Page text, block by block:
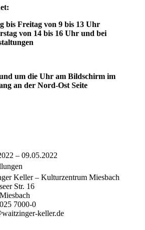
bis Freitag von 9 bis 13 Uhr
von 14 bis 16 Uhr und bei
um die Uhr am Bildschirm im
an der Nord-Ost Seite
– 09.05.2022
Keller – Kulturzentrum Miesbach
Str. 16
7000-0
keller.de